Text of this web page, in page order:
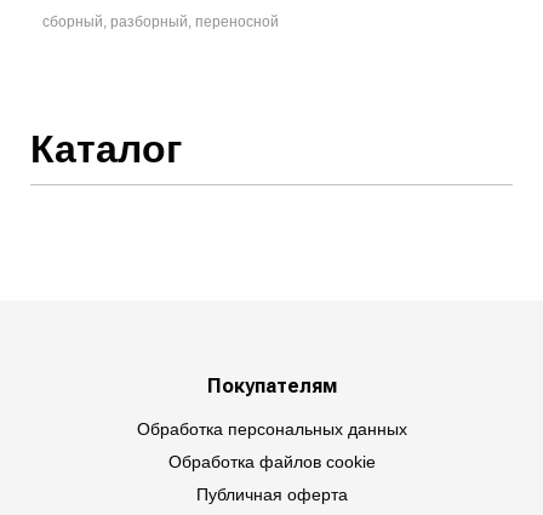
сборный, разборный, переносной
Каталог
Покупателям
Обработка персональных данных
Обработка файлов cookie
Публичная оферта